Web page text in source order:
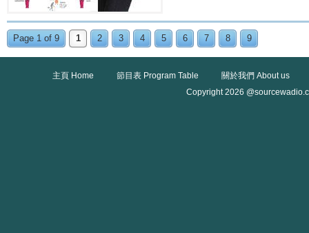
Page 1 of 9 1 2 3 4 5 6 7 8 9
主頁 Home 節目表 Program Table
關於我們 About us
Copyright 2026